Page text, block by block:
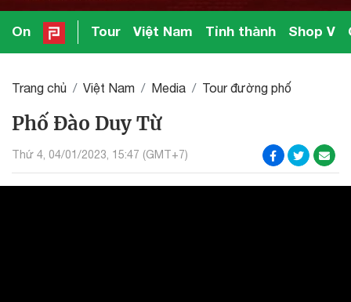
On Tour Việt Nam Tỉnh thành Shop V
Trang chủ Việt Nam Media Tour đường phố
Phố Đào Duy Từ
Thứ 4, 04/01/2023, 15:47 (GMT+7)